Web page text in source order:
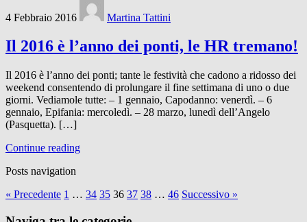
4 Febbraio 2016 Martina Tattini
Il 2016 è l’anno dei ponti, le HR tremano!
Il 2016 è l’anno dei ponti; tante le festività che cadono a ridosso dei
weekend consentendo di prolungare il fine settimana di uno o due
giorni. Vediamole tutte: – 1 gennaio, Capodanno: venerdì. – 6
gennaio, Epifania: mercoledì. – 28 marzo, lunedì dell’Angelo
(Pasquetta). […]
Continue reading
Posts navigation
« Precedente 1 … 34 35 36 37 38 … 46 Successivo »